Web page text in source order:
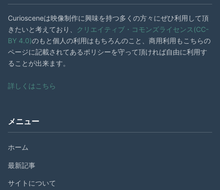
Curiosceneは映像制作に興味を持つ多くの方々にぜひ利用して頂
きたいと考えており、
クリエイティブ・コモンズライセンス(CC-
BY 4.0)のもと個人の利用はもちろんのこと、商用利用もこちらの
ページに記載されてあるポリシーを守って頂ければ自由に利用す
ることが出来ます。
詳しくはこちら
メニュー
ホーム
最新記事
サイトについて